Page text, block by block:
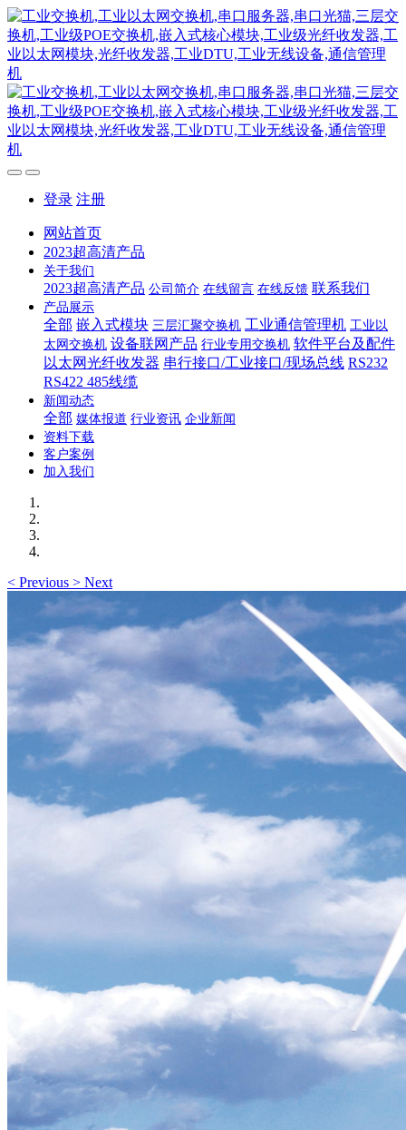
登录 注册
网站首页
2023超高清产品
关于我们
2023超高清产品 公司简介 在线留言 在线反馈 联系我们
产品展示
全部 嵌入式模块 三层汇聚交换机 工业通信管理机 工业以
太网交换机 设备联网产品 行业专用交换机 软件平台及配件
以太网光纤收发器 串行接口/工业接口/现场总线 RS232
RS422 485线缆
新闻动态
全部 媒体报道 行业资讯 企业新闻
资料下载
客户案例
加入我们
< Previous > Next